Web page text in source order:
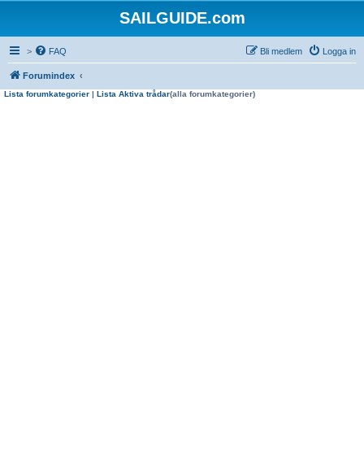
SAILGUIDE.com
> FAQ Logga in
Bli medlem
Forumindex
Lista forumkategorier | Lista Aktiva trådar(alla forumkategorier)